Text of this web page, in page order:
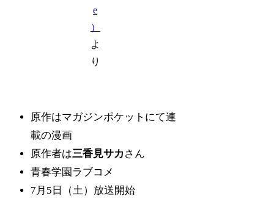
e
）
よ
り
原作はマガジンポケットにて連
載の漫画
原作者は三香見サカ さん
青春学園ラブコメ
7月5日（土）放送開始